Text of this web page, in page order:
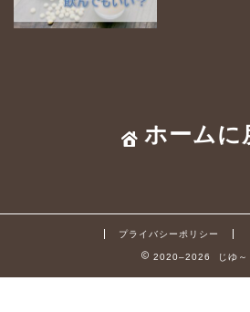
ホームに
プライバシーポリシー
2020–2026 じゆ～